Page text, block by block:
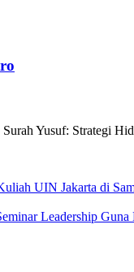
Yusuf: Strategi
UIN Jakarta di
Leadership